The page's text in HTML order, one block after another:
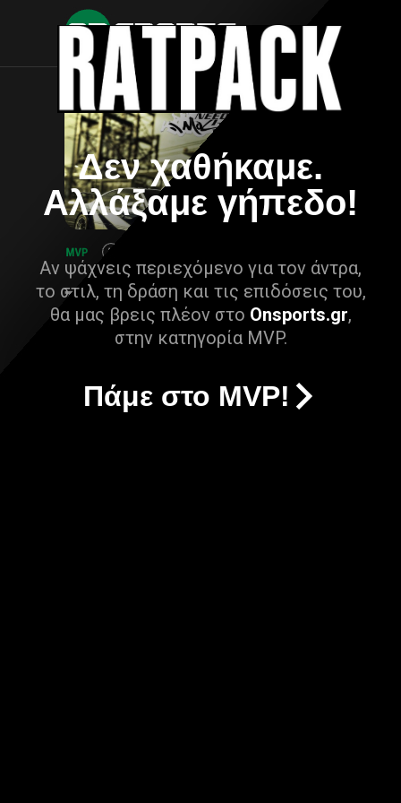
Δεν χαθήκαμε.
Αλλάξαμε γήπεδο!
Αν ψάχνεις περιεχόμενο για τον άντρα,
το στιλ, τη δράση και τις επιδόσεις του,
θα μας βρεις πλέον στο Onsports.gr,
στην κατηγορία MVP.
Πάμε στο MVP!